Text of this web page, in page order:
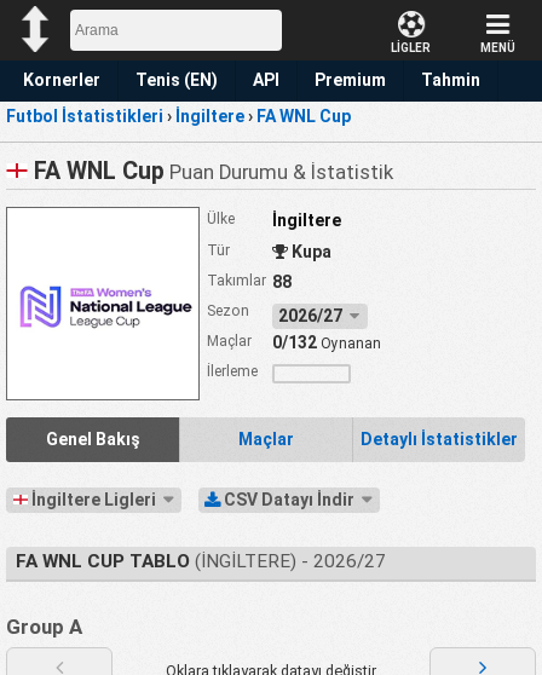
LİGLER MENÜ
Kornerler Tenis (EN) API Premium
Tahmin
Futbol İstatistikleri › İngiltere› FA WNL Cup
FA WNL Cup Puan Durumu & İstatistik
Ülke İngiltere
Tür Kupa
Takımlar 88
Sezon 2026/27
Maçlar 0/132Oynanan
İlerleme
Genel Bakış Maçlar Detaylı İstatistikler
İngiltere Ligleri CSV Datayı İndir
FA WNL CUP TABLO(İNGILTERE) - 2026/27
Group A
Oklara tıklayarak datayı değiştir